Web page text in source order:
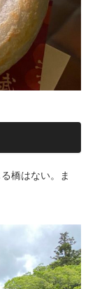
橋はない。ま